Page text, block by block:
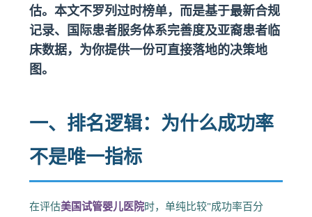
估。本文不罗列过时榜单，而是基于最新合规
记录、国际患者服务体系完善度及亚裔患者临
床数据，为你提供一份可直接落地的决策地
图。
一、排名逻辑：为什么成功率
不是唯一指标
在评估美国试管婴儿医院时，单纯比较"成功率百分